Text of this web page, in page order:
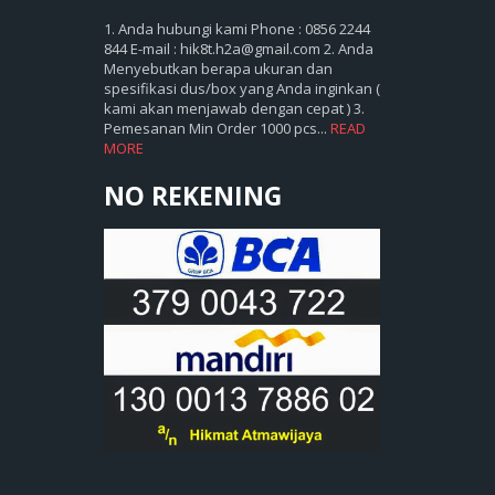
1. Anda hubungi kami Phone : 0856 2244
844 E-mail : hik8t.h2a@gmail.com 2. Anda
Menyebutkan berapa ukuran dan
spesifikasi dus/box yang Anda inginkan (
kami akan menjawab dengan cepat ) 3.
Pemesanan Min Order 1000 pcs... READ
MORE
NO REKENING